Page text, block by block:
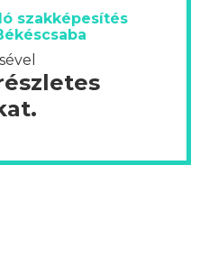
szakképesítés